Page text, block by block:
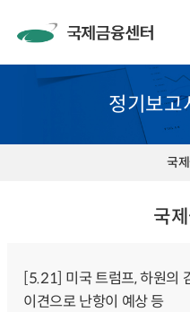
정기보고
국
국
[5.21] 미국 트럼프, 하원의
이견으로 난항이 예상 등